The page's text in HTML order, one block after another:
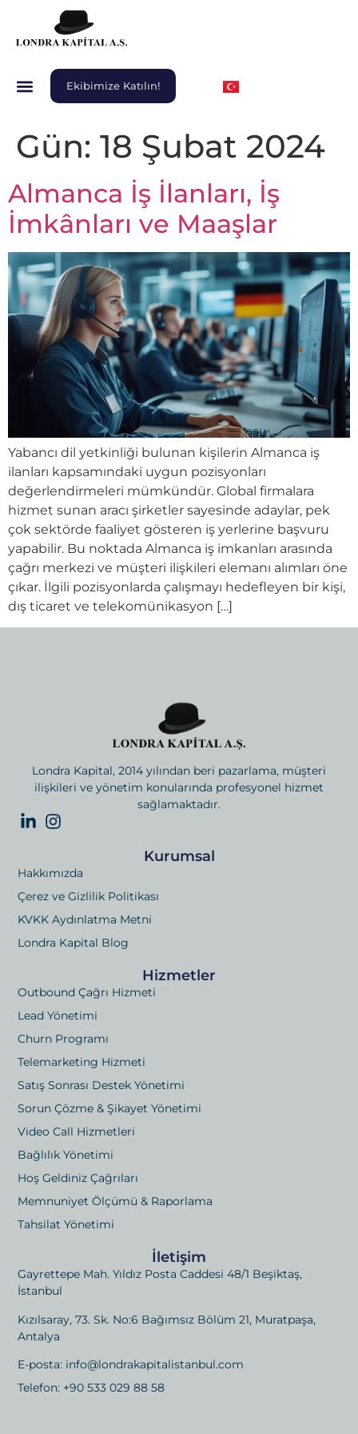
Ekibimize Katılın!
Gün: 18 Şubat 2024
Almanca İş İlanları, İş
İmkânları ve Maaşlar
Yabancı dil yetkinliği bulunan kişilerin Almanca iş
ilanları kapsamındaki uygun pozisyonları
değerlendirmeleri mümkündür. Global firmalara
hizmet sunan aracı şirketler sayesinde adaylar, pek
çok sektörde faaliyet gösteren iş yerlerine başvuru
yapabilir. Bu noktada Almanca iş imkanları arasında
çağrı merkezi ve müşteri ilişkileri elemanı alımları öne
çıkar. İlgili pozisyonlarda çalışmayı hedefleyen bir kişi,
dış ticaret ve telekomünikasyon […]
Londra Kapital, 2014 yılından beri pazarlama, müşteri
ilişkileri ve yönetim konularında profesyonel hizmet
sağlamaktadır.
Hizmetler
Outbound Çağrı Hizmeti
Lead Yönetimi
Churn Programı
Telemarketing Hizmeti
Satış Sonrası Destek Yönetimi
Sorun Çözme & Şikayet Yönetimi
Video Call Hizmetleri
Bağlılık Yönetimi
Hoş Geldiniz Çağrıları
Memnuniyet Ölçümü & Raporlama
Tahsilat Yönetimi
Kurumsal
Hakkımızda
Çerez ve Gizlilik Politikası
KVKK Aydınlatma Metni
Londra Kapital Blog
İletişim
Gayrettepe Mah. Yıldız Posta Caddesi 48/1 Beşiktaş,
İstanbul
Kızılsaray, 73. Sk. No:6 Bağımsız Bölüm 21, Muratpaşa,
Antalya
E-posta: info@londrakapitalistanbul.com
Telefon: +90 533 029 88 58